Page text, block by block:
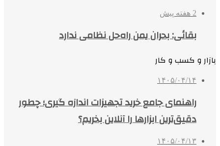
2 هفته پیش
بقائی: بحران یمن راه‌حل نظامی ندارد
بازار و کسب و کار
۱۴۰۵/۰۴/۱۴
راهنمای جامع خرید تجهیزات اندازه گیری؛ چطور
دقیق‌ترین ابزارها را آنلاین بخریم؟
۱۴۰۵/۰۴/۱۳